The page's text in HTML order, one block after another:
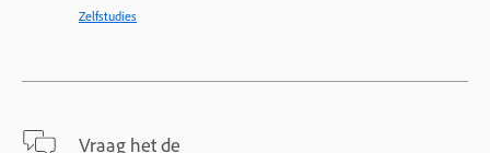
Zelfstudies
Vraag het de